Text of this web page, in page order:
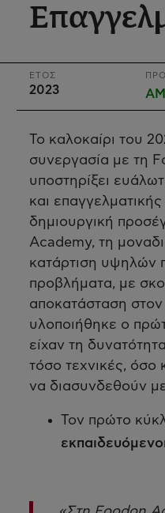
ΕΤΟΣ
2023
Το καλοκαίρι του
συνεργασία με τη
υποστηρίξει
και
δημιουργική
Academy, τη
κατάρτιση υψηλών
προβλήματα, με
αποκατάσταση
υλοποιήθηκε ο
είχαν τη
τόσο τεχνικές, όσο
να διασυνδεθούν
Τον πρώτο